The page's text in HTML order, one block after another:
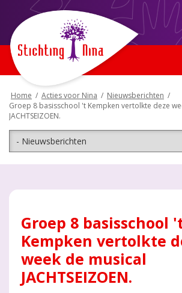
Home / Acties voor Nina / Nieuwsberichten /
Groep 8 basisschool 't Kempken vertolkte deze
JACHTSEIZOEN.
Groep 8 basisschool
Kempken vertolkte
week de musical
JACHTSEIZOEN.